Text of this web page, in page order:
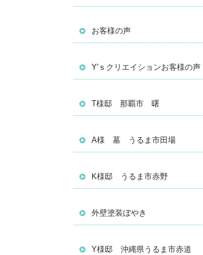
お客様の声
Y'ｓクリエイションお客様の声
T様邸 那覇市 曙
A様 墓 うるま市田場
K様邸 うるま市赤野
外壁塗装ぼやき
Y様邸 沖縄県うるま市赤道